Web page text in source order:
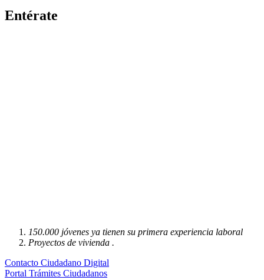
Entérate
150.000 jóvenes ya tienen su primera experiencia laboral
Proyectos de vivienda .
Contacto Ciudadano Digital
Portal Trámites Ciudadanos